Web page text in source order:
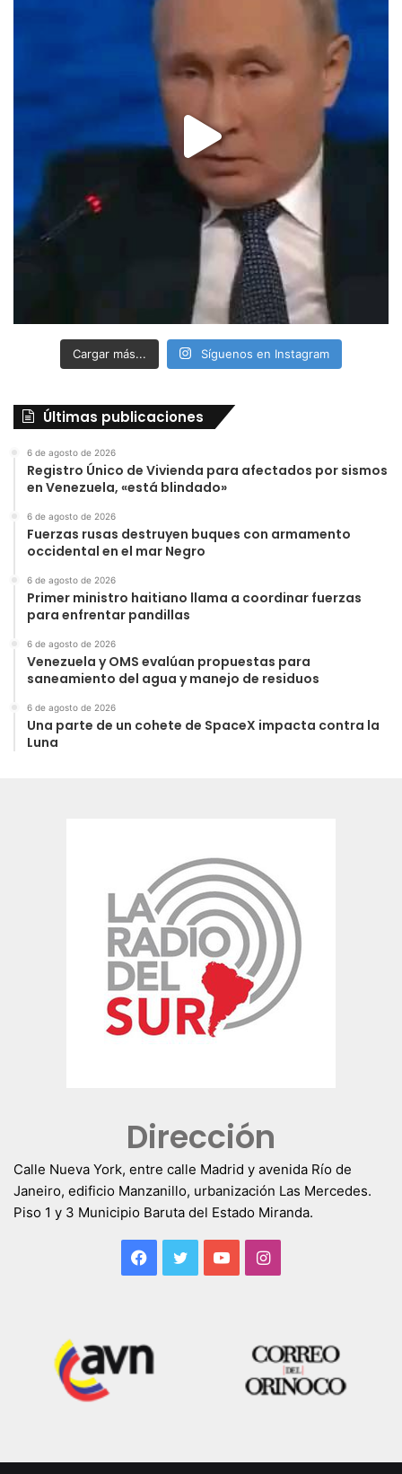
Cargar más... Síguenos en Instagram
Últimas publicaciones
6 de agosto de 2026
Registro Único de Vivienda para afectados por sismos
en Venezuela, «está blindado»
6 de agosto de 2026
Fuerzas rusas destruyen buques con armamento
occidental en el mar Negro
6 de agosto de 2026
Primer ministro haitiano llama a coordinar fuerzas
para enfrentar pandillas
6 de agosto de 2026
Venezuela y OMS evalúan propuestas para
saneamiento del agua y manejo de residuos
6 de agosto de 2026
Una parte de un cohete de SpaceX impacta contra la
Luna
Dirección
Calle Nueva York, entre calle Madrid y avenida Río de
Janeiro, edificio Manzanillo, urbanización Las Mercedes.
Piso 1 y 3 Municipio Baruta del Estado Miranda.
Facebook
TwitterYouTubeInstagram